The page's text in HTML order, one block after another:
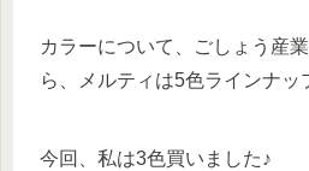
カラーについて、ごしょう産
ら、メルティは5色ラインナッ
今回、私は3色買いました♪